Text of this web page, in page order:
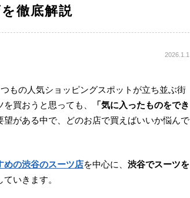
徹底解説
2026.1.1
もの人気ショッピングスポットが立ち並ぶ街
買おうと思っても、
「気に入ったものをでき
望がある中で、どのお店で買えばいいか悩んで
めの渋谷のスーツ店を中心に、 渋谷でスーツを
ていきます。